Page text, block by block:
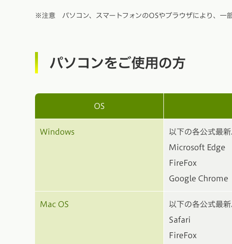
※ 注意 パソコン、スマートフォンのOSやブラウザにより、一
パソコンをご使用の方
OS
Windows
以下の各公式最
Microsoft Edge
FireFox
Google Chrome
Mac OS
以下の各公式最
Safari
FireFox